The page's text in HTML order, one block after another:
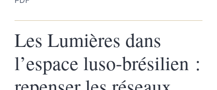
Les Lumières dans
l’espace luso-brésilien :